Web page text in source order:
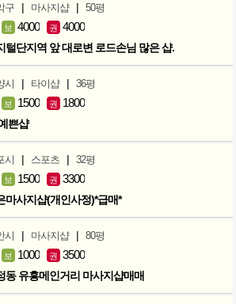
구 | 마사지샵 | 50평
보 4000 권 4000
털단지역 앞 대로변 로드손님 많은 샵.
시 | 타이샵 | 36평
보 1500 권 1800
쁜샵
시 | 스포츠 | 32평
보 1500 권 3300
마사지샵(개인사정)*급매*
시 | 마사지샵 | 80평
보 1000 권 3500
동 유흥메인거리 마사지샵매매